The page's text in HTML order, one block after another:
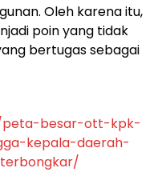
Oleh karena itu,
poin yang tidak
bertugas sebagai
peta-besar-ott-kpk-
kepala-daerah-